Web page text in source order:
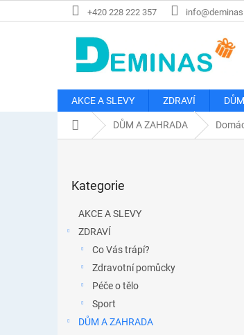
na
+420 228 222 357
AKCE A SLEVY ZDRAVÍ
Domů DŮM A ZAHRADA
kategorie
Kategorie
AKCE A SLEVY
ZDRAVÍ
Co Vás trápí?
Zdravotní pomůcky
Péče o tělo
Sport
DŮM A ZAHRADA